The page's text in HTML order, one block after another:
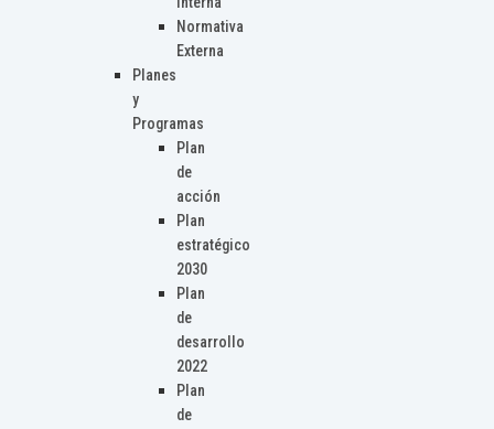
Normativa
Externa
Planes
y
Programas
Plan
de
acción
Plan
estratégico
2030
Plan
de
desarrollo
2022
Plan
de